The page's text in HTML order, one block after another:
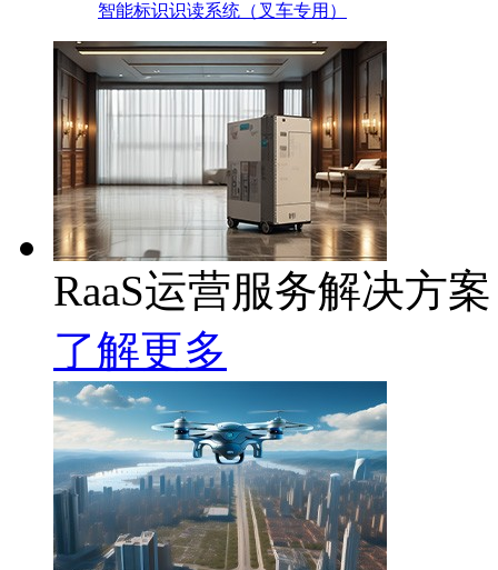
智能标识识读系统（叉车专用）
RaaS运营服务解决方案
了解更多